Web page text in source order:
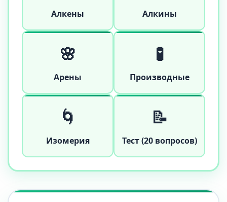
Алкены Алкины
🌸
Арены
🧪
Производные
🌀
Изомерия
📝
Тест (20 вопросов)